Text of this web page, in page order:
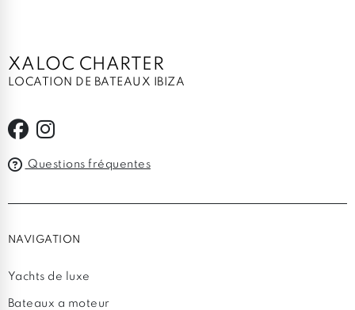
XALOC CHARTER
LOCATION DE BATEAUX IBIZA
Questions fréquentes
NAVIGATION
Yachts de luxe
Bateaux a moteur